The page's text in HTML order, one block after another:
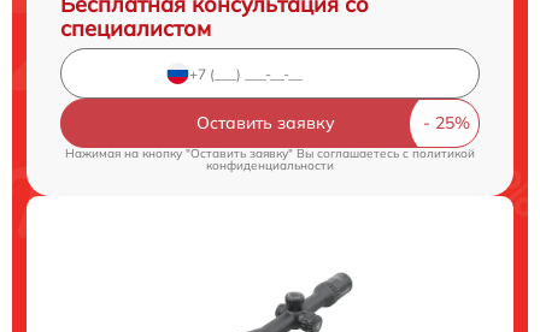
специалистом
Оставить заявку
Нажимая на кнопку "Оставить заявку" Вы соглашаетесь c политикой
конфиденциальности